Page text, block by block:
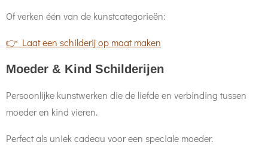
Of verken één van de kunstcategorieën:
👉 Laat een schilderij op maat maken
Moeder & Kind Schilderijen
Persoonlijke kunstwerken die de liefde en verbinding tussen
moeder en kind vieren.
Perfect als uniek cadeau voor een speciale moeder.